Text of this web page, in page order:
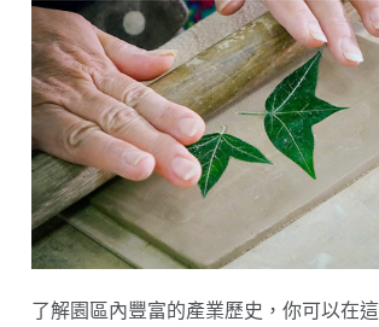
了解園區內豐富的產業歷史，你可以在